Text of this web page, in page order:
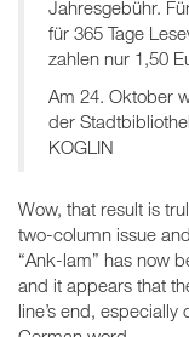
Jahresgebühr.
für 365 Tage
zahlen nur 1,50
Am 24. Oktober
der
KOGLIN
Wow, that result is
two-column issue
“Ank-lam” has now
and it appears that
line’s end, especially